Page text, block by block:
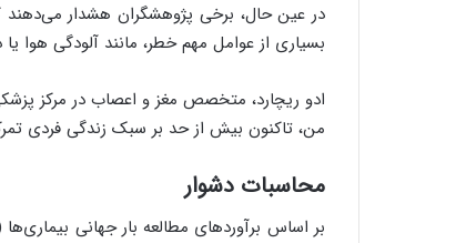
در عین حال، برخی پژوهشگران هشدار می‌دهند
بسیاری از عوامل مهم خطر، مانند آلودگی هوا
ادو ریچارد، متخصص مغز و اعصاب در مرکز
من، تاکنون بیش از حد بر سبک زندگی فردی
محاسبات دشوار